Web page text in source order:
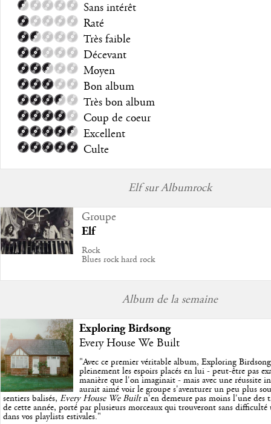
Sans intérêt
Raté
Très faible
Décevant
Moyen
Bon album
Très bon album
Coup de coeur
Excellent
Culte
Elf sur Albumrock
Groupe
Elf
Rock
Blues rock hard rock
Album de la semaine
Exploring Birdsong
Every House We Built
"Avec ce premier véritable album, Exploring
pleinement les espoirs placés en lui - peut-être pas
manière que l'on imaginait - mais avec une réussite
aurait aimé voir le groupe s'aventurer un peu plus
sentiers balisés, Every House We Builtn'en demeure pas moins l'une des
de cette année, porté par plusieurs morceaux qui trouveront sans difficulté
dans vos playlists estivales."